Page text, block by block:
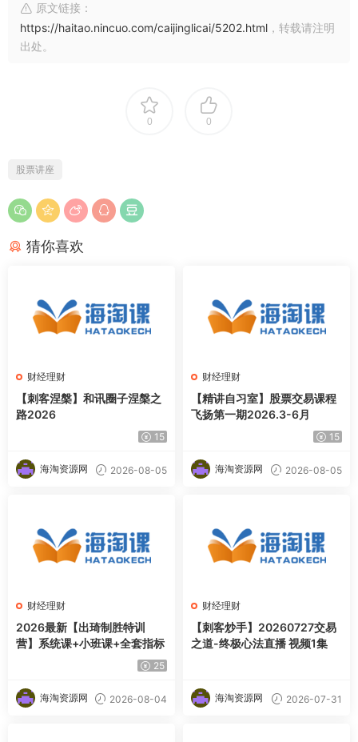
原文链接：
https://haitao.nincuo.com/caijinglicai/5202.html ，转载请注明
出处。
0 0
股票讲座
猜你喜欢
财经理财
【刺客涅槃】和讯圈子涅槃之
路2026
15
海淘资源网 2026-08-05
财经理财
【精讲自习室】股票交易课程
飞扬第一期2026.3-6月
15
海淘资源网 2026-08-05
财经理财
2026最新【出琦制胜特训
营】系统课+小班课+全套指标
25
海淘资源网 2026-08-04
财经理财
【刺客炒手】20260727交易
之道-终极心法直播 视频1集
海淘资源网 2026-07-31